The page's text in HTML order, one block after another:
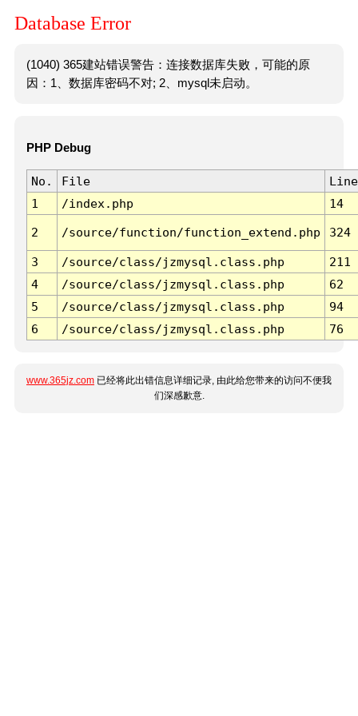
Database Error
(1040) 365建站错误警告：连接数据库失败，可能的原
因：1、数据库密码不对; 2、mysql未启动。
PHP Debug
No. File
Line
1
/index.php 14
2 /source/function/function_extend.php 324
3 /source/class/jzmysql.class.php
211
4
/source/class/jzmysql.class.php
62
5
/source/class/jzmysql.class.php
94
6
/source/class/jzmysql.class.php 76
www.365jz.com 已经将此出错信息详细记录, 由此给您带来的访问不便我
们深感歉意.